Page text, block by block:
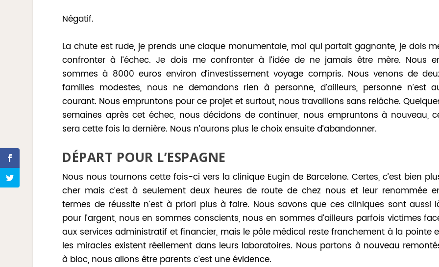
Négatif.
La chute est rude, je prends une claque monumentale, moi qui partait gagnante, je dois
confronter à l’échec. Je dois me confronter à l’idée de ne jamais être mère. Nous
sommes à 8000 euros environ d’investissement voyage compris. Nous venons de
familles modestes, nous ne demandons rien à personne, d’ailleurs, personne n’est
courant. Nous empruntons pour ce projet et surtout, nous travaillons sans relâche.
semaines après cet échec, nous décidons de continuer, nous empruntons à nouveau,
sera cette fois la dernière. Nous n’aurons plus le choix ensuite d’abandonner.
DÉPART POUR L’ESPAGNE
Nous nous tournons cette fois-ci vers la clinique Eugin de Barcelone. Certes, c’est bien
cher mais c’est à seulement deux heures de route de chez nous et leur renommée
termes de réussite n’est à priori plus à faire. Nous savons que ces cliniques sont aussi
pour l’argent, nous en sommes conscients, nous en sommes d’ailleurs parfois victimes
aux services administratif et financier, mais le pôle médical reste franchement à la pointe
les miracles existent réellement dans leurs laboratoires. Nous partons à nouveau
à bloc, nous allons être parents c’est une évidence.